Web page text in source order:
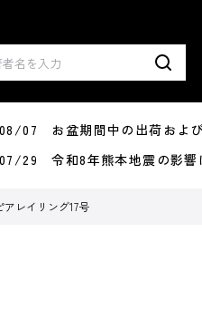
07 お盆期間中の出荷およ
29 令和8年熊本地震の影響
レイリング17号